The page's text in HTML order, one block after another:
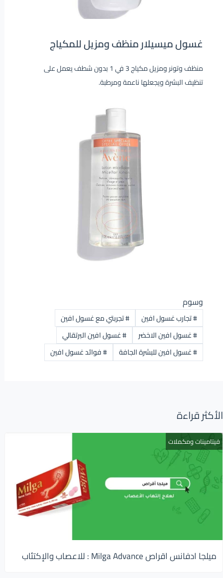
غسول ميسيلار منظف ومزيل للمكياج
منظف ​​وتونر ومزيل مكياج 3 في 1 بدون شطف يعمل على
تنظيف البشرة ويجعلها ناعمة ومرطبة.
وسوم
#تجارب غسول افين #تجربتي مع غسول افين
#غسول افين الاخضر #غسول افين البرتقالي
#غسول افين للبشرة الجافة #فوائد غسول افين
الأكثر قراءة
فيتامينات ومكملات
ميلجا ادفانس اقراص Milga Advance : للاعصاب والإكتئاب